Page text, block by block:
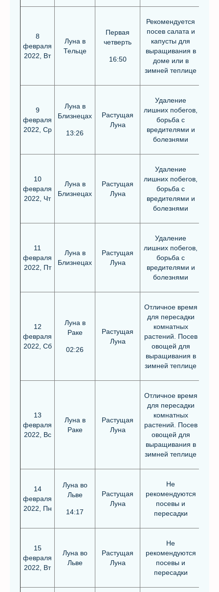
8
февраля
2022, Вт
Луна в
Тельце
Первая
четверть
16:50
Рекомендуется
посев салата и
капусты для
выращивания в
доме или в
зимней теплице
9
февраля
2022, Ср
Луна в
Близнецах
13:26
Растущая
Луна
Удаление
лишних побегов,
борьба с
вредителями и
болезнями
10
февраля
2022, Чт
Луна в
Близнецах
Растущая
Луна
Удаление
лишних побегов,
борьба с
вредителями и
болезнями
11
февраля
2022, Пт
Луна в
Близнецах
Растущая
Луна
Удаление
лишних побегов,
борьба с
вредителями и
болезнями
12
февраля
2022, Сб
Луна в
Раке
02:26
Растущая
Луна
Отличное время
для пересадки
комнатных
растений. Посев
овощей для
выращивания в
зимней теплице
13
февраля
2022, Вс
Луна в
Раке
Растущая
Луна
Отличное время
для пересадки
комнатных
растений. Посев
овощей для
выращивания в
зимней теплице
14
февраля
2022, Пн
Луна во
Льве
14:17
Растущая
Луна
Не
рекомендуются
посевы и
пересадки
15
февраля
2022, Вт
Луна во
Льве
Растущая
Луна
Не
рекомендуются
посевы и
пересадки